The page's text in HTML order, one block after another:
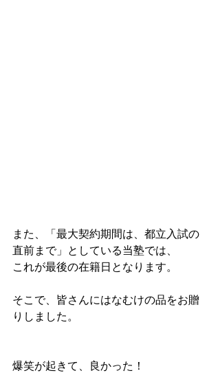
また、「最大契約期間は、都立入試の
直前まで」としている当塾では、
これが最後の在籍日となります。
そこで、皆さんにはなむけの品をお贈
りしました。
爆笑が起きて、良かった！